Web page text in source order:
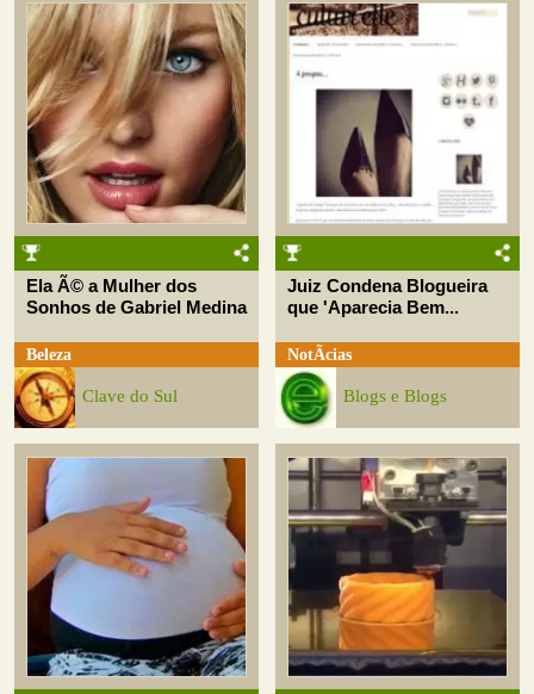
Ela Ã© a Mulher dos
Sonhos de Gabriel Medina
Beleza
Clave do Sul
Juiz Condena Blogueira
que 'Aparecia Bem...
NotÃ­cias
Blogs e Blogs